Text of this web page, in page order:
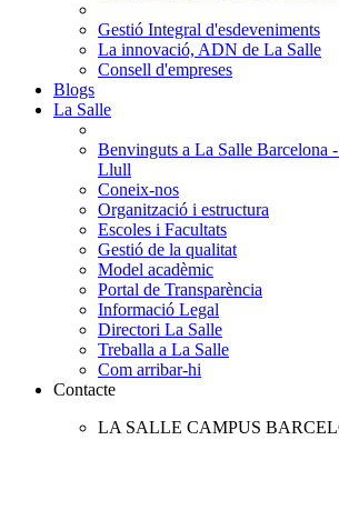
Gestió Integral d'esdeveniments
La innovació, ADN de La Salle
Consell d'empreses
Blogs
La Salle
Benvinguts a La Salle Barcelona
Llull
Coneix-nos
Organització i estructura
Escoles i Facultats
Gestió de la qualitat
Model acadèmic
Portal de Transparència
Informació Legal
Directori La Salle
Treballa a La Salle
Com arribar-hi
Contacte
LA SALLE CAMPUS